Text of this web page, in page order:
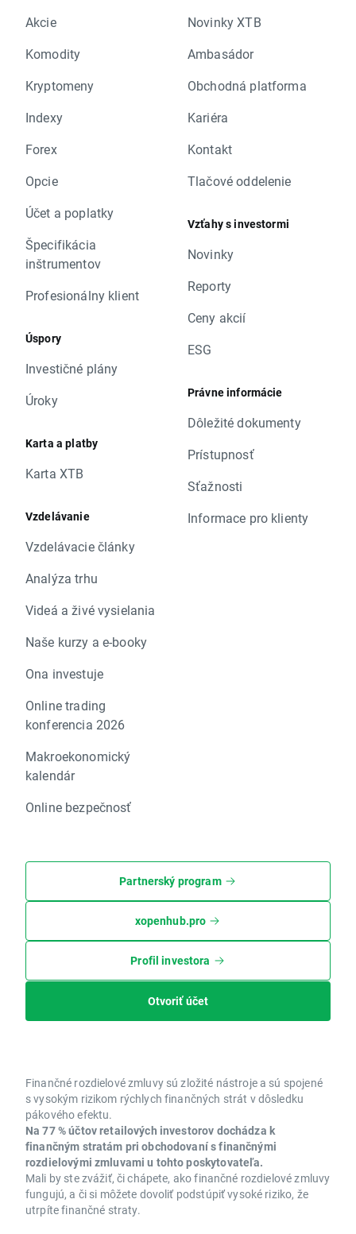
Akcie
Komodity
Kryptomeny
Indexy
Forex
Opcie
Účet a poplatky
Špecifikácia
inštrumentov
Profesionálny klient
Úspory
Investičné plány
Úroky
Karta a platby
Karta XTB
Vzdelávanie
Vzdelávacie články
Analýza trhu
Videá a živé vysielania
Naše kurzy a e-booky
Ona investuje
Online trading
konferencia 2026
Makroekonomický
kalendár
Online bezpečnosť
Novinky XTB
Ambasádor
Obchodná platforma
Kariéra
Kontakt
Tlačové oddelenie
Vzťahy s investormi
Novinky
Reporty
Ceny akcií
ESG
Právne informácie
Dôležité dokumenty
Prístupnosť
Sťažnosti
Informace pro klienty
Partnerský program
xopenhub.pro
Profil investora
Otvoriť účet
Finančné rozdielové zmluvy sú zložité nástroje a sú spojené
s vysokým rizikom rýchlych finančných strát v dôsledku
pákového efektu.
Na 77 % účtov retailových investorov dochádza k
finančným stratám pri obchodovaní s finančnými
rozdielovými zmluvami u tohto poskytovateľa.
Mali by ste zvážiť, či chápete, ako finančné rozdielové zmluvy
fungujú, a či si môžete dovoliť podstúpiť vysoké riziko, že
utrpíte finančné straty.